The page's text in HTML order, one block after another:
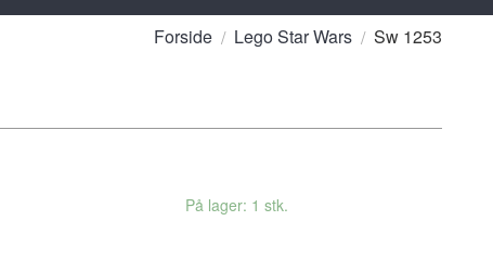
Forside Lego Star Wars Sw 1253
På lager: 1 stk.